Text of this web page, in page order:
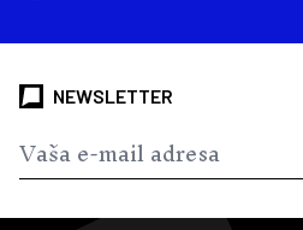
NEWSLETTER